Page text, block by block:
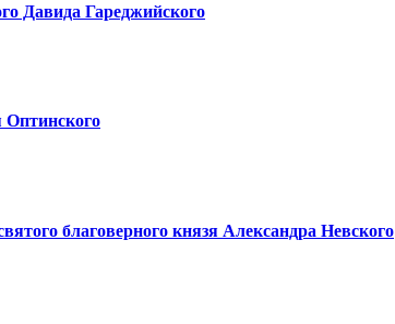
Давида Гареджийского
Оптинского
благоверного князя Александра Невского